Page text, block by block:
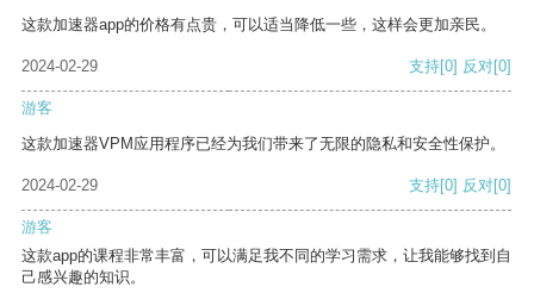
这款加速器app的价格有点贵，可以适当降低一些，这样会更加亲民。
2024-02-29 支持[0] 反对[0]
游客
这款加速器VPM应用程序已经为我们带来了无限的隐私和安全性保护。
2024-02-29 支持[0] 反对[0]
游客
这款app的课程非常丰富，可以满足我不同的学习需求，让我能够找到自
己感兴趣的知识。